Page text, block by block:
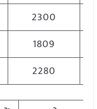
2300
1809
2280